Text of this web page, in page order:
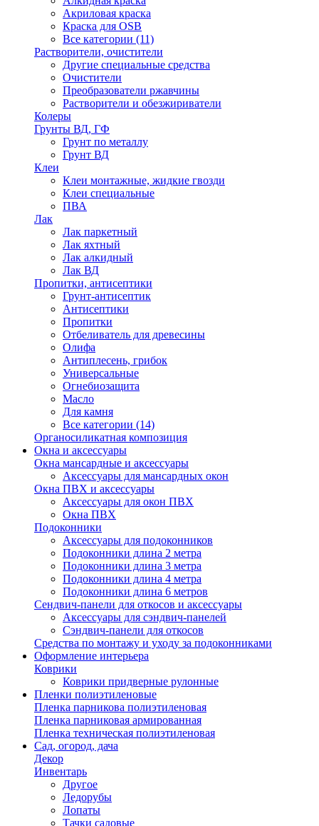
Акриловая краска
Краска для OSB
Все категории (11)
Растворители, очистители
Другие специальные средства
Очистители
Преобразователи ржавчины
Растворители и обезжириватели
Колеры
Грунты ВД, ГФ
Грунт по металлу
Грунт ВД
Клеи
Клеи монтажные, жидкие гвозди
Клеи специальные
ПВА
Лак
Лак паркетный
Лак яхтный
Лак алкидный
Лак ВД
Пропитки, антисептики
Грунт-антисептик
Антисептики
Пропитки
Отбеливатель для древесины
Олифа
Антиплесень, грибок
Универсальные
Огнебиозащита
Масло
Для камня
Все категории (14)
Органосиликатная композиция
Окна и аксессуары
Окна мансардные и аксессуары
Аксессуары для мансардных окон
Окна ПВХ и аксессуары
Аксессуары для окон ПВХ
Окна ПВХ
Подоконники
Аксессуары для подоконников
Подоконники длина 2 метра
Подоконники длина 3 метра
Подоконники длина 4 метра
Подоконники длина 6 метров
Сендвич-панели для откосов и аксессуары
Аксессуары для сэндвич-панелей
Сэндвич-панели для откосов
Средства по монтажу и уходу за подоконниками
Оформление интерьера
Коврики
Коврики придверные рулонные
Пленки полиэтиленовые
Пленка парникова полиэтиленовая
Пленка парниковая армированная
Пленка техническая полиэтиленовая
Сад, огород, дача
Декор
Инвентарь
Другое
Ледорубы
Лопаты
Тачки садовые